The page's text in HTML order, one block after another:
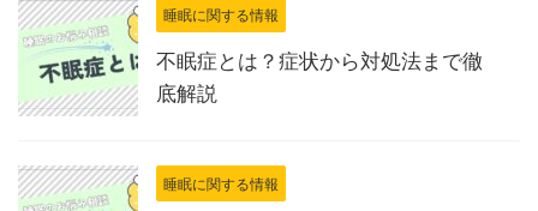
睡眠に関する情報
不眠症とは？症状から対処法まで徹
底解説
睡眠に関する情報